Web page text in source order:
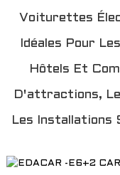
Voiturettes
Idéales Pour
Hôtels Et
D'attractions,
Les Installations